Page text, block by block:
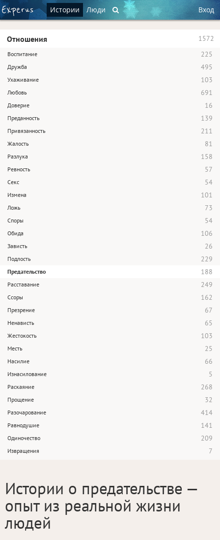
Истории Люди Вход
Отношения 1572
Воспитание 225
Дружба 495
Ухаживание 103
Любовь 691
Доверие 16
Преданность 139
Привязанность 211
Жалость 81
Разлука 158
Ревность 57
Секс 54
Измена 101
Ложь 73
Споры 54
Обида 106
Зависть 26
Подлость 229
Предательство 188
Расставание 249
Ссоры 162
Презрение 67
Ненависть 65
Жестокость 103
Месть 25
Насилие 66
Изнасилование 5
Раскаяние 268
Прощение 32
Разочарование 414
Равнодушие 141
Одиночество 209
Извращения 7
Истории о предательстве —
опыт из реальной жизни
людей